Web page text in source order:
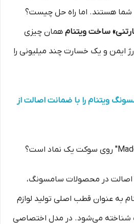
هستند. اما راه حل چیست؟
ساخت ویتنام همان چیزی
ایمن و یک خسارت چند میلیونی را
ویتنام را با ضمانت اصالت از
اصالت در محصولات سامسونگ،
به عنوان قطب اصلی تولید لوازم
شناخته می‌شود. در مدل اختصاصی